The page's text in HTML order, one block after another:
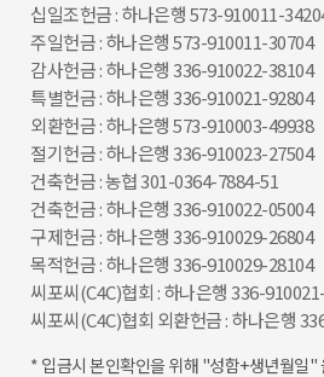
십일조헌금 : 하나은행 573-910011-
주일헌금 : 하나은행 573-910011-30704
감사헌금 : 하나은행 336-910022-38104
특별헌금 : 하나은행 336-910021-92804
외환헌금 : 하나은행 573-910003-49938
절기헌금 : 하나은행 336-910023-27504​
건축헌금 : 농협 301-0364-7884-51
건축헌금 : 하나은행 336-910022-05004
구제헌금 : 하나은행 336-910029-26804
목적헌금 : 하나은행 336-910029-28104
씨포씨(C4C)협회 : 하나은행 336-
씨포씨(C4C)협회 외환헌금 : 하나은행
* 입금시 본인확인을 위해 "성함+생년월일"